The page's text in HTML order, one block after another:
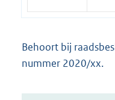
Behoort bij
nummer 2020/xx.